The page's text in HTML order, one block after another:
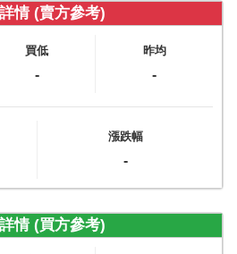
情 (賣方參考)
買低
-
昨均
-
漲跌幅
-
情 (買方參考)